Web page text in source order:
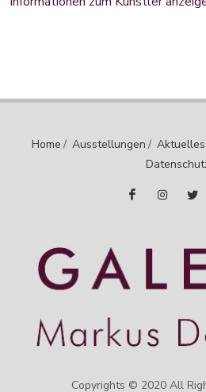
Copyrights © 2020 All
Home / Ausstellungen / Aktuelles